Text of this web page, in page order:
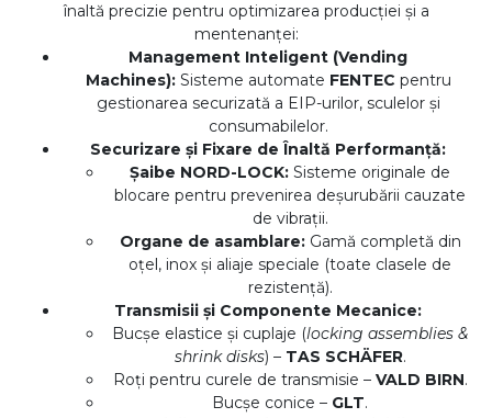
înaltă precizie pentru optimizarea producției și a
mentenanței:
Management Inteligent (Vending
Machines):Sisteme automate FENTEC pentru
gestionarea securizată a EIP-urilor, sculelor și
consumabilelor.
Securizare și Fixare de Înaltă Performanță:
Șaibe NORD-LOCK: Sisteme originale de
blocare pentru prevenirea deșurubării cauzate
de vibrații.
Organe de asamblare:Gamă completă din
oțel, inox și aliaje speciale (toate clasele de
rezistență).
Transmisii și Componente Mecanice:
Bucșe elastice și cuplaje (locking assemblies &
shrink disks) – TAS SCHÄFER.
Roți pentru curele de transmisie – VALD BIRN.
Bucșe conice – GLT.